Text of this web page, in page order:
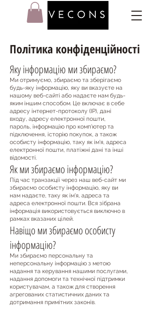
Політика конфіденційності
Яку інформацію ми збираємо?
Ми отримуємо, збираємо та зберігаємо
будь-яку інформацію, яку ви вказуєте на
нашому веб-сайті або надаєте нам будь-
яким іншим способом. Це включає в себе
адресу інтернет-протоколу (IP), дані
входу, адресу електронної пошти,
пароль, інформацію про комп'ютер та
підключення, історію покупок, а також
особисту інформацію, таку як ім'я, адреса
електронної пошти, платіжні дані та інші
відомості.
Як ми збираємо інформацію?
Під час транзакції через наш веб-сайт ми
збираємо особисту інформацію, яку ви
нам надаєте, таку як ім'я, адреса та
адреса електронної пошти. Вся зібрана
інформація використовується виключно в
рамках вказаних цілей.
Навіщо ми збираємо особисту
інформацію?
Ми збираємо персональну та
неперсональну інформацію з метою
надання та керування нашими послугами,
надання допомоги та технічної підтримки
користувачам, а також для створення
агрегованих статистичних даних та
дотримання примітних законів.